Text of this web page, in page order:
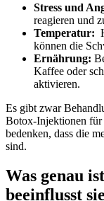
Stress und
reagieren und
Temperatur:
können die
Ernährung:
Kaffee‍ oder
aktivieren.
Es gibt zwar
Botox-Injektionen für
bedenken, dass die
‍sind.
Was genau
beeinflusst